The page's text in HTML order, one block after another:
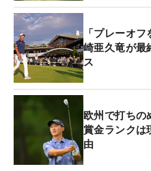
「プレーオ
崎亜久竜が最
ス
欧州で打ち
賞金ランクは
由